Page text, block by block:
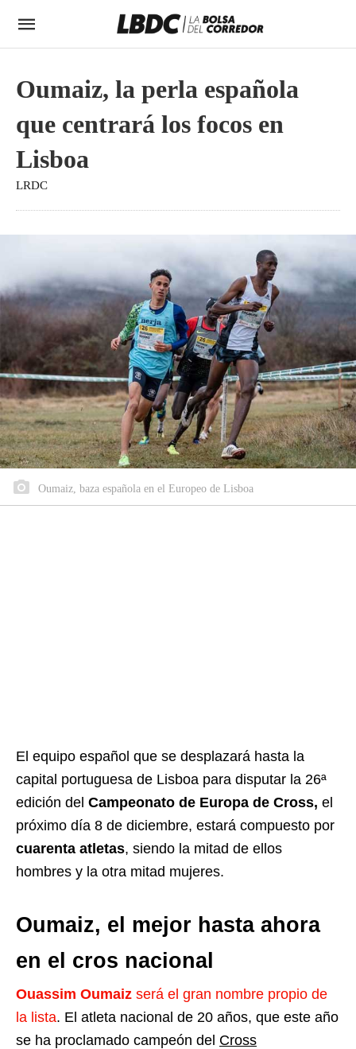
Oumaiz, la perla española
que centrará los focos en
Lisboa
LRDC
Oumaiz, baza española en el Europeo de Lisboa
El equipo español que se desplazará hasta la
capital portuguesa de Lisboa para disputar la 26ª
edición del Campeonato de Europa de Cross, el
próximo día 8 de diciembre, estará compuesto por
cuarenta atletas, siendo la mitad de ellos
hombres y la otra mitad mujeres.
Oumaiz, el mejor hasta ahora
en el cros nacional
Ouassim Oumaiz será el gran nombre propio de
la lista. El atleta nacional de 20 años, que este año
se ha proclamado campeón del Cross